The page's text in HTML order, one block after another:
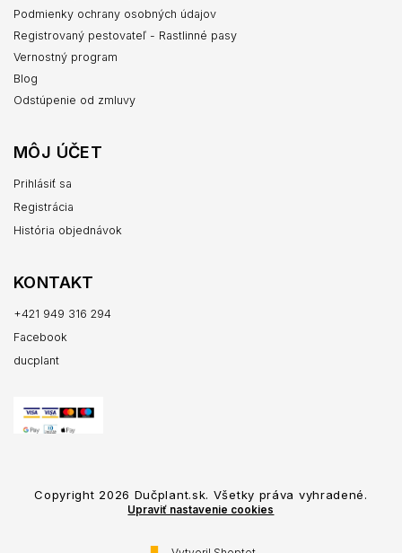
Podmienky ochrany osobných údajov
Registrovaný pestovateľ - Rastlinné pasy
Vernostný program
Blog
Odstúpenie od zmluvy
MÔJ ÚČET
Prihlásiť sa
Registrácia
História objednávok
KONTAKT
+421 949 316 294
Facebook
ducplant
Copyright 2026 Dučplant.sk. Všetky práva vyhradené.
Upraviť nastavenie cookies